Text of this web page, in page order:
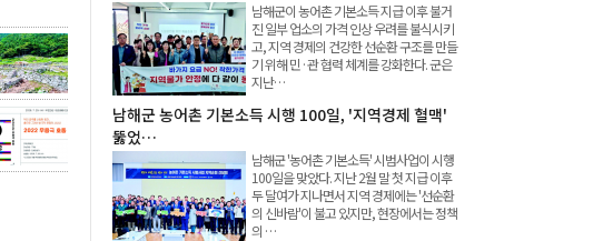
남해군이 농어촌 기본소득 지급 이후 불거
진 일부 업소의 가격 인상 우려를 불식시키
고, 지역 경제의 건강한 선순환 구조를 만들
기 위해 민·관 협력 체계를 강화한다. 군은
지난…
남해군 농어촌 기본소득 시행 100일, '지역경제 혈맥'
뚫었…
남해군 '농어촌 기본소득' 시범사업이 시행
100일을 맞았다. 지난 2월 말 첫 지급 이후
두 달여가 지나면서 지역 경제에는 '선순환
의 신바람'이 불고 있지만, 현장에서는 정책
의 …